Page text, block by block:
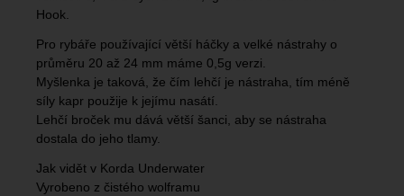
Hook.
Pro rybáře používající větší háčky a velké nástrahy o
průměru 20 až 24 mm máme 0,5g verzi.
Myšlenka je taková, že čím lehčí je nástraha, tím méně
síly kapr použije k jejímu nasátí.
Lehčí broček mu dává větší šanci, aby se nástraha
dostala do jeho tlamy.
Jak vidět v Korda Underwater
Vyrobeno z čistého wolframu